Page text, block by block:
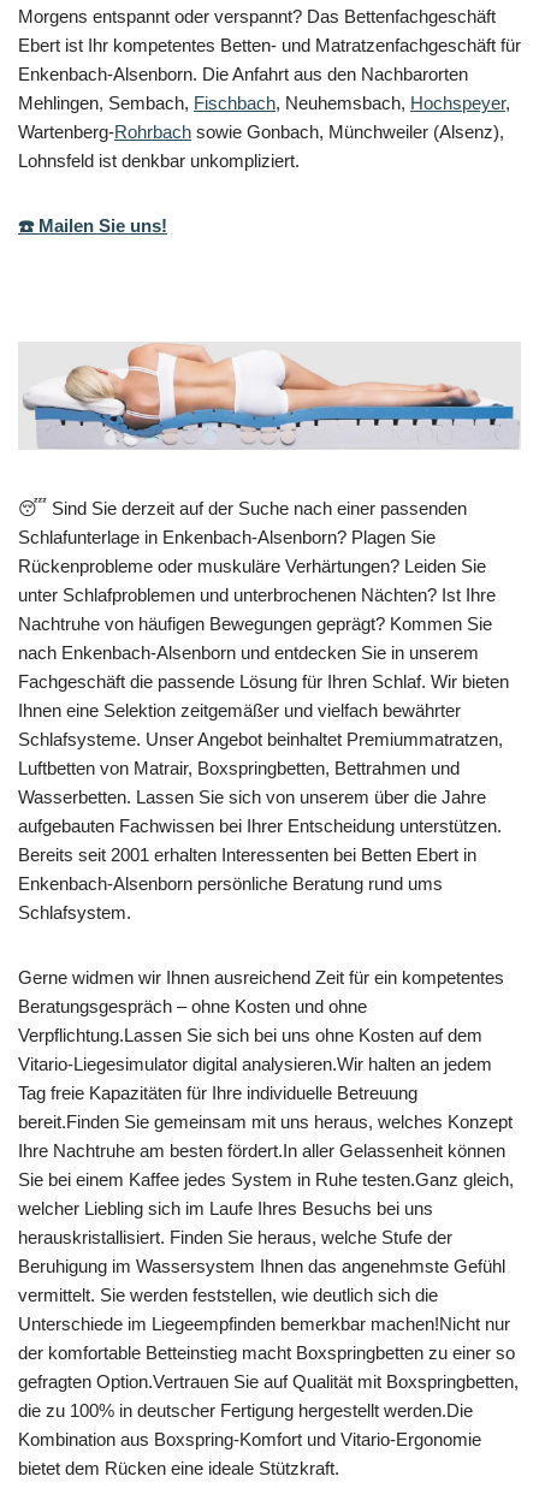
Morgens entspannt oder verspannt? Das Bettenfachgeschäft
Ebert ist Ihr kompetentes Betten- und Matratzenfachgeschäft für
Enkenbach-Alsenborn. Die Anfahrt aus den Nachbarorten
Mehlingen, Sembach, Fischbach, Neuhemsbach, Hochspeyer,
Wartenberg-Rohrbach sowie Gonbach, Münchweiler (Alsenz),
Lohnsfeld ist denkbar unkompliziert.
☎️ Mailen Sie uns!
😴 Sind Sie derzeit auf der Suche nach einer passenden
Schlafunterlage in Enkenbach-Alsenborn? Plagen Sie
Rückenprobleme oder muskuläre Verhärtungen? Leiden Sie
unter Schlafproblemen und unterbrochenen Nächten? Ist Ihre
Nachtruhe von häufigen Bewegungen geprägt? Kommen Sie
nach Enkenbach-Alsenborn und entdecken Sie in unserem
Fachgeschäft die passende Lösung für Ihren Schlaf. Wir bieten
Ihnen eine Selektion zeitgemäßer und vielfach bewährter
Schlafsysteme. Unser Angebot beinhaltet Premiummatratzen,
Luftbetten von Matrair, Boxspringbetten, Bettrahmen und
Wasserbetten. Lassen Sie sich von unserem über die Jahre
aufgebauten Fachwissen bei Ihrer Entscheidung unterstützen.
Bereits seit 2001 erhalten Interessenten bei Betten Ebert in
Enkenbach-Alsenborn persönliche Beratung rund ums
Schlafsystem.
Gerne widmen wir Ihnen ausreichend Zeit für ein kompetentes
Beratungsgespräch – ohne Kosten und ohne
Verpflichtung.Lassen Sie sich bei uns ohne Kosten auf dem
Vitario-Liegesimulator digital analysieren.Wir halten an jedem
Tag freie Kapazitäten für Ihre individuelle Betreuung
bereit.Finden Sie gemeinsam mit uns heraus, welches Konzept
Ihre Nachtruhe am besten fördert.In aller Gelassenheit können
Sie bei einem Kaffee jedes System in Ruhe testen.Ganz gleich,
welcher Liebling sich im Laufe Ihres Besuchs bei uns
herauskristallisiert. Finden Sie heraus, welche Stufe der
Beruhigung im Wassersystem Ihnen das angenehmste Gefühl
vermittelt. Sie werden feststellen, wie deutlich sich die
Unterschiede im Liegeempfinden bemerkbar machen!Nicht nur
der komfortable Betteinstieg macht Boxspringbetten zu einer so
gefragten Option.Vertrauen Sie auf Qualität mit Boxspringbetten,
die zu 100% in deutscher Fertigung hergestellt werden.Die
Kombination aus Boxspring-Komfort und Vitario-Ergonomie
bietet dem Rücken eine ideale Stützkraft.